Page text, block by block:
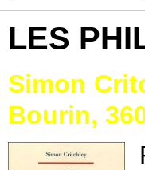
LES
Simon
Bourin,